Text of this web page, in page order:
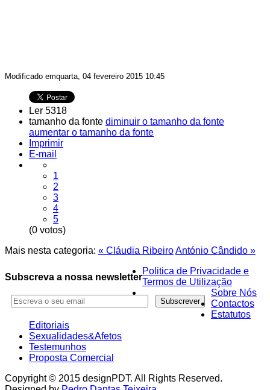
Modificado emquarta, 04 fevereiro 2015 10:45
Ler 5318
tamanho da fonte diminuir o tamanho da fonte
aumentar o tamanho da fonte
Imprimir
E-mail
1
2
3
4
5
(0 votos)
Mais nesta categoria: « Cláudia RibeiroAntónio Cândido »
Subscreva a nossa newsletter
Politica de Privacidade e
Termos de Utilização
Sobre Nós
Contactos
Estatutos
Editoriais
Sexualidades&Afetos
Testemunhos
Proposta Comercial
Copyright © 2015 designPDT. All Rights Reserved.